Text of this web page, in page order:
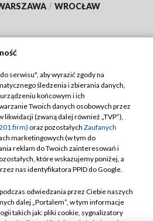
/ WROCŁAW
TVP
TVP
prywatności
Moje zgody
Pomoc
Kontakt
serwisu", aby wyrazić zgody na
śledzenia i zbierania danych,
końcowym i ich
Twoich danych osobowych przez
likwidacji (zwaną dalej również „TVP”),
firm) oraz pozostałych Zaufanych
marketingowych (w tym do
reklam do Twoich zainteresowań i
które wskazujemy poniżej, a
nas identyfikatora PPID do Google.
odwiedzania przez Ciebie naszych
dalej „Portalem”, w tym informacje
takich jak: pliki cookie, sygnalizatory